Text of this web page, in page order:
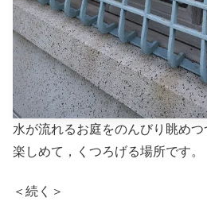
水が流れるお庭をのんびり眺め
楽しめて，くつろげる場所です。
＜続く＞